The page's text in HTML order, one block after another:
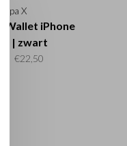
X
Wallet iPhone
| zwart
€22,50